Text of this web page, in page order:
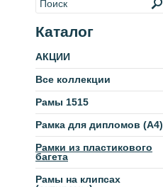
Каталог
АКЦИИ
Все коллекции
Рамы 1515
Рамка для дипломов (А4)
Рамки из пластикового
багета
Рамы на клипсах